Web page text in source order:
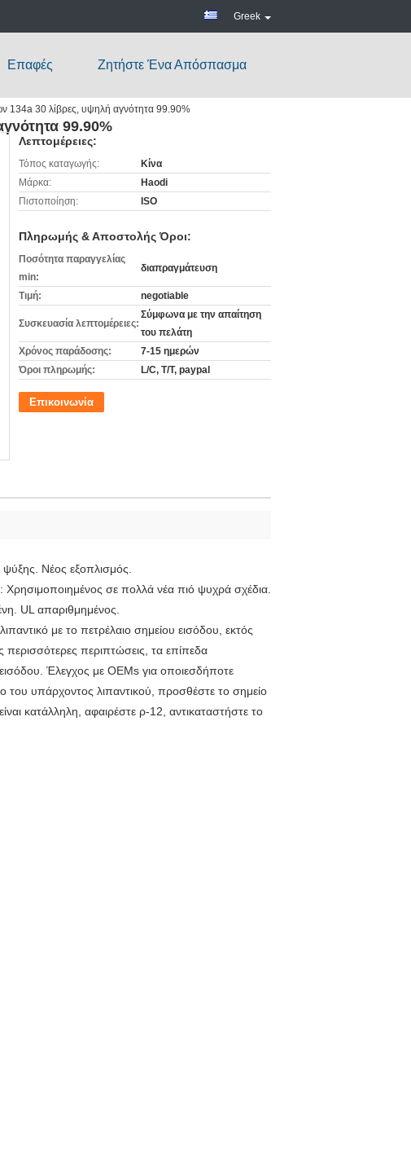
Greek
Επαφές Ζητήστε Ένα Απόσπασμα
134a 30 λίβρες, υψηλή αγνότητα 99.90%
99.90%
Λεπτομέρειες:
Τόπος καταγωγής:
Κίνα
Μάρκα:
Haodi
Πιστοποίηση:
ISO
Πληρωμής & Αποστολής Όροι:
Ποσότητα παραγγελίας
min:
διαπραγμάτευση
Τιμή: negotiable
Συσκευασία λεπτομέρειες:
Σύμφωνα με την απαίτηση
του πελάτη
Χρόνος παράδοσης:
7-15 ημερών
Όροι πληρωμής:
L/C, T/T, paypal
Επικοινωνία
ψύξης. Νέος εξοπλισμός.
Χρησιμοποιημένος σε πολλά νέα πιό ψυχρά σχέδια.
UL απαριθμημένος.
με το πετρέλαιο σημείου εισόδου, εκτός
περισσότερες περιπτώσεις, τα επίπεδα
Έλεγχος με OEMs για οποιεσδήποτε
του υπάρχοντος λιπαντικού, προσθέστε το σημείο
κατάλληλη, αφαιρέστε ρ-12, αντικαταστήστε το